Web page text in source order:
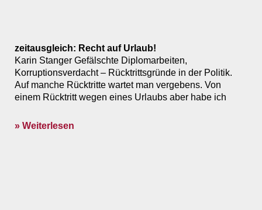
zeitausgleich: Recht auf Urlaub!
Karin Stanger Gefälschte Diplomarbeiten,
Korruptionsverdacht – Rücktrittsgründe in der Politik.
Auf manche Rücktritte wartet man vergebens. Von
einem Rücktritt wegen eines Urlaubs aber habe ich
» Weiterlesen